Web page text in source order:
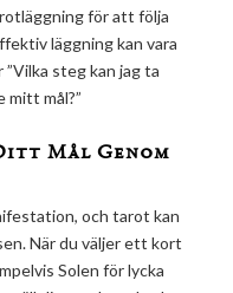
för att följa
läggning kan vara
”Vilka steg kan jag ta
mitt mål?”
Mål Genom
och tarot kan
När du väljer ett kort
Solen för lycka